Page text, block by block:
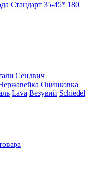
Стандарт 35-45* 180
Сендвич
Оцинковка
Lava Везувий Schiedel